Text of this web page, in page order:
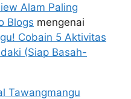
Alam Paling
Blogs mengenai
Cobain 5 Aktivitas
(Siap Basah-
Tawangmangu